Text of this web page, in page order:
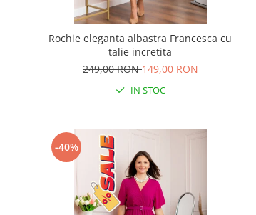
Rochie eleganta albastra Francesca cu
talie incretita
249,00 RON149,00 RON
IN STOC
-40%